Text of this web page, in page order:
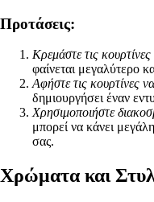
Προτάσεις:
Κρεμάστε τις
φαίνεται μεγαλύτερο
Αφήστε τις κουρτίνες
δημιουργήσει έναν
Χρησιμοποιήστε
μπορεί να κάνει
σας.
Χρώματα και